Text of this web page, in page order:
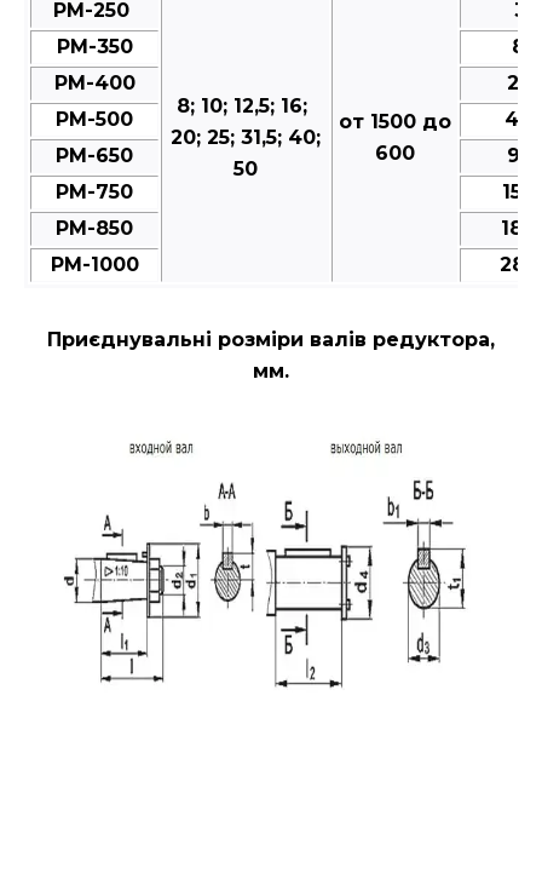
РМ-250
8; 10; 12,5; 16;
20; 25; 31,5; 40;
50
от 1500 до
600
РМ-350
РМ-400
РМ-500
РМ-650
РМ-750
РМ-850
РМ-1000
Приєднувальні розміри валів редуктора,
мм.